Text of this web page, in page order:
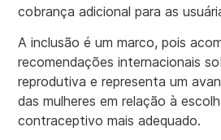
cobrança adicional para as
A inclusão é um marco, pois
recomendações internacionais
reprodutiva e representa um
das mulheres em relação à
contraceptivo mais adequado.